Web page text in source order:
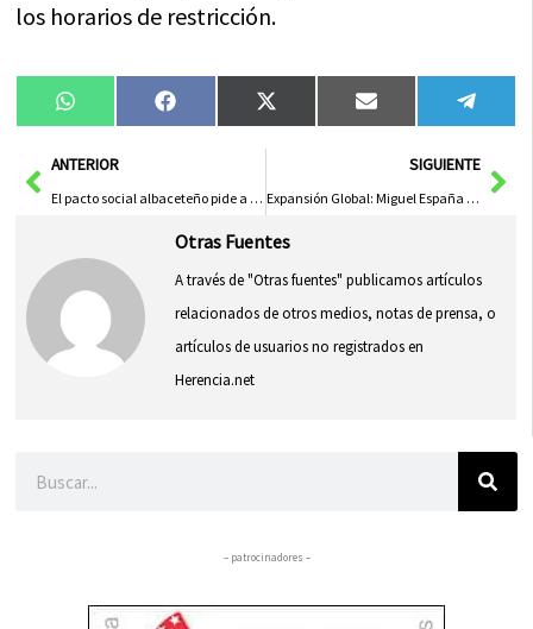
los horarios de restricción.
Compartir
en
WhatsAppCompartir
en
FacebookCompartir
en
X
(Twitter)
Compartir
en
Email
en
AntANTERIOR
El pacto social albaceteño pide a adif impulso urgente para modernizar la línea ferroviaria 320 Chinchilla-Cartagena
SIGUIENTE
Expansión Global: Miguel España e Hijos Llegan a Más de 70 Países
Otras Fuentes
A través de "Otras fuentes" publicamos artículos
relacionados de otros medios, notas de prensa, o
artículos de usuarios no registrados en
Herencia.net
– patrocinadores –